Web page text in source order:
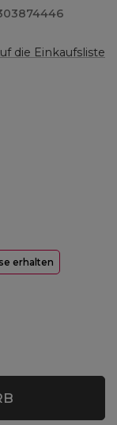
die Einkaufsliste
erhalten